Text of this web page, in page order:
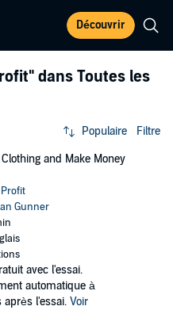
Découvrir
dans Toutes les
Populaire Filtre
and Make Money
Gunner
avec l'essai.
automatique à
après l'essai. Voir